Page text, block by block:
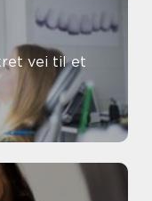
vei til et